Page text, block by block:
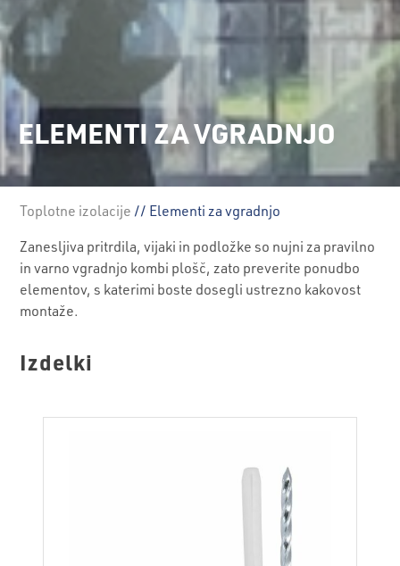
ELEMENTI ZA VGRADNJO
Toplotne izolacije // Elementi za vgradnjo
Zanesljiva pritrdila, vijaki in podložke so nujni za pravilno
in varno vgradnjo kombi plošč, zato preverite ponudbo
elementov, s katerimi boste dosegli ustrezno kakovost
montaže.
Izdelki